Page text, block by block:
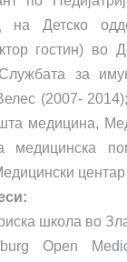
на Детско
гостин) во
за
(2007- 2014);
медицина,
медицинска
школа во
Open